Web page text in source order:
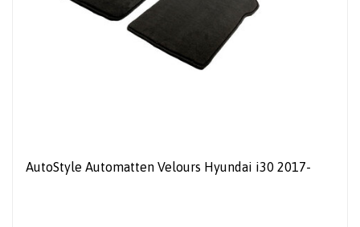
AutoStyle Automatten Velours Hyundai i30 2017-